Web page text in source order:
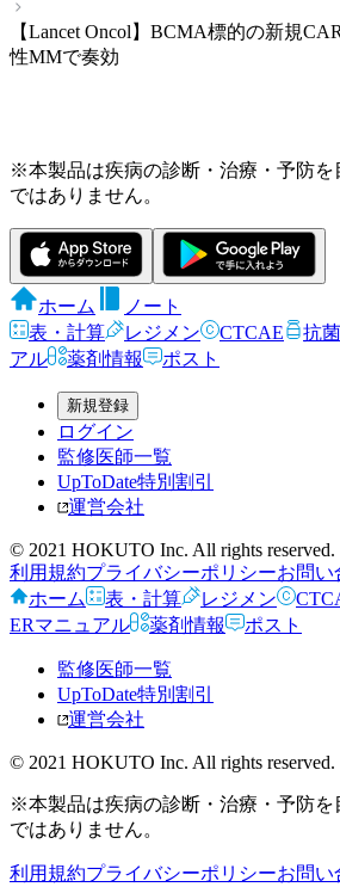
【Lancet Oncol】BCMA標的の新規
性MMで奏効
※本製品は疾病の診断・治療・予防を
ではありません。
ホーム
ノート
表・計算
レジメン CTCAE 抗
アル
薬剤情報 ポスト
新規登録
ログイン
監修医師一覧
UpToDate特別割引
運営会社
© 2021 HOKUTO Inc. All rights reserved.
利用規約プライバシーポリシーお問い
ホーム
表・計算 レジメン
ERマニュアル
薬剤情報 ポスト
監修医師一覧
UpToDate特別割引
運営会社
© 2021 HOKUTO Inc. All rights reserved.
※本製品は疾病の診断・治療・予防を
ではありません。
利用規約プライバシーポリシーお問い